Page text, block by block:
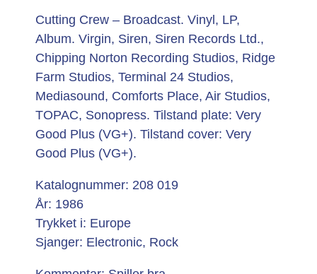
Cutting Crew – Broadcast. Vinyl, LP,
Album. Virgin, Siren, Siren Records Ltd.,
Chipping Norton Recording Studios, Ridge
Farm Studios, Terminal 24 Studios,
Mediasound, Comforts Place, Air Studios,
TOPAC, Sonopress. Tilstand plate: Very
Good Plus (VG+). Tilstand cover: Very
Good Plus (VG+).
Katalognummer: 208 019
År: 1986
Trykket i: Europe
Sjanger: Electronic, Rock